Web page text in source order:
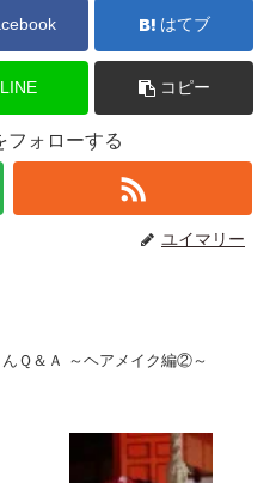
はてブ
LINE コピー
フォローする
ユイマリー
Ｑ＆Ａ ～ヘアメイク編②～